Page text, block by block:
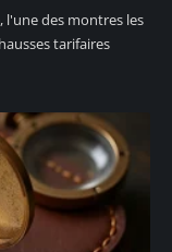
l'une des montres les
tarifaires